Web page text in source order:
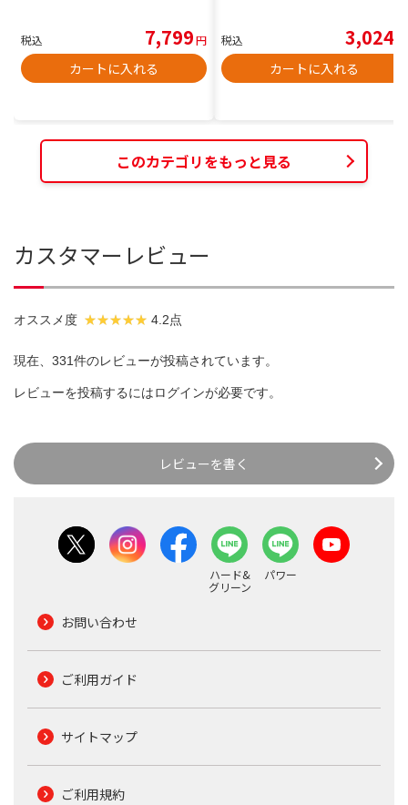
税込 7,799円
カートに入れる
税込 3,024
カートに入れる
このカテゴリをもっと見る
カスタマーレビュー
オススメ度 4.2点
現在、331件のレビューが投稿されています。
レビューを投稿するにはログインが必要です。
レビューを書く
ハード&
グリーン
パワー
お問い合わせ
ご利用ガイド
サイトマップ
ご利用規約